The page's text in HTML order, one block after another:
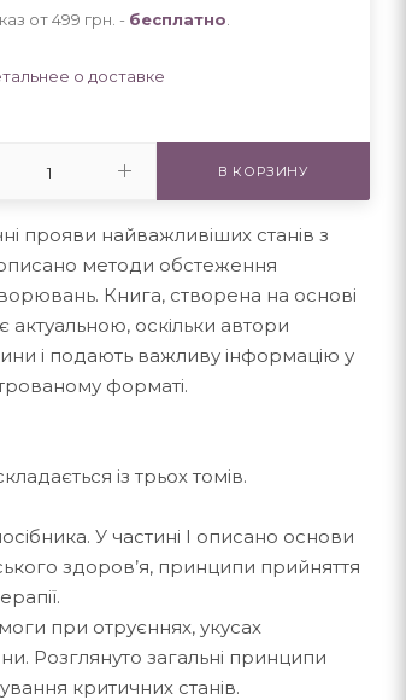
от 499 грн. - бесплатно
о доставке
В КОРЗИНУ
прояви найважливіших станів з
методи обстеження
Книга, створена на основі
актуальною, оскільки автори
і подають важливу інформацію у
форматі.
із трьох томів.
У частині I описано основи
здоров’я, принципи прийняття
при отруєннях, укусах
Розглянуто загальні принципи
критичних станів.